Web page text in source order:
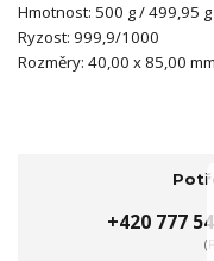
Hmotnost: 500 g / 499,95 g
Ryzost: 999,9/1000
Rozměry: 40,00 x 85,00 mm
+420 777